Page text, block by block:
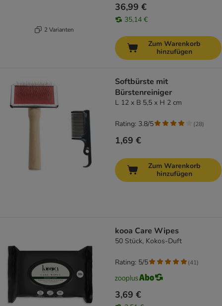
2 Varianten
36,99 €
35,14 €
Zum Warenkorb
hinzufügen
Softbürste mit
Bürstenreiniger
L 12 x B 5,5 x H 2 cm
1,69 €
Rating: 3.8/5 (28)
Zum Warenkorb
hinzufügen
kooa Care Wipes
50 Stück, Kokos-Duft
3,69 €
Rating: 5/5 (41)